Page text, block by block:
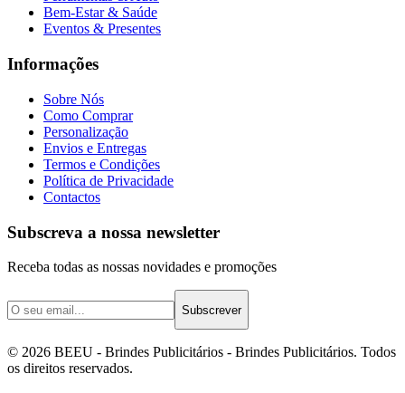
Bem-Estar & Saúde
Eventos & Presentes
Informações
Sobre Nós
Como Comprar
Personalização
Envios e Entregas
Termos e Condições
Política de Privacidade
Contactos
Subscreva a nossa newsletter
Receba todas as nossas novidades e promoções
Subscrever
© 2026 BEEU - Brindes Publicitários - Brindes Publicitários. Todos
os direitos reservados.